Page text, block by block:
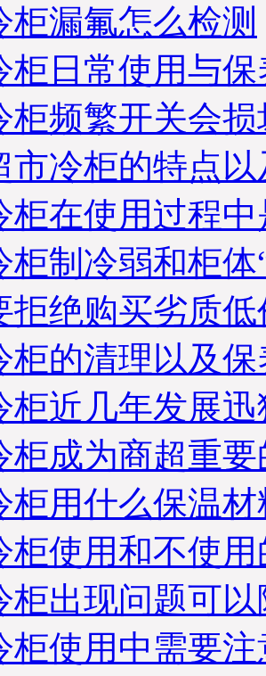
柜漏氟怎么检测
柜日常使用与
柜频繁开关会
市冷柜的特点
柜在使用过程
柜制冷弱和柜
拒绝购买劣质
柜的清理以及保
柜近几年发展迅
柜成为商超重
柜用什么保温材
柜使用和不使
柜出现问题可
柜使用中需要